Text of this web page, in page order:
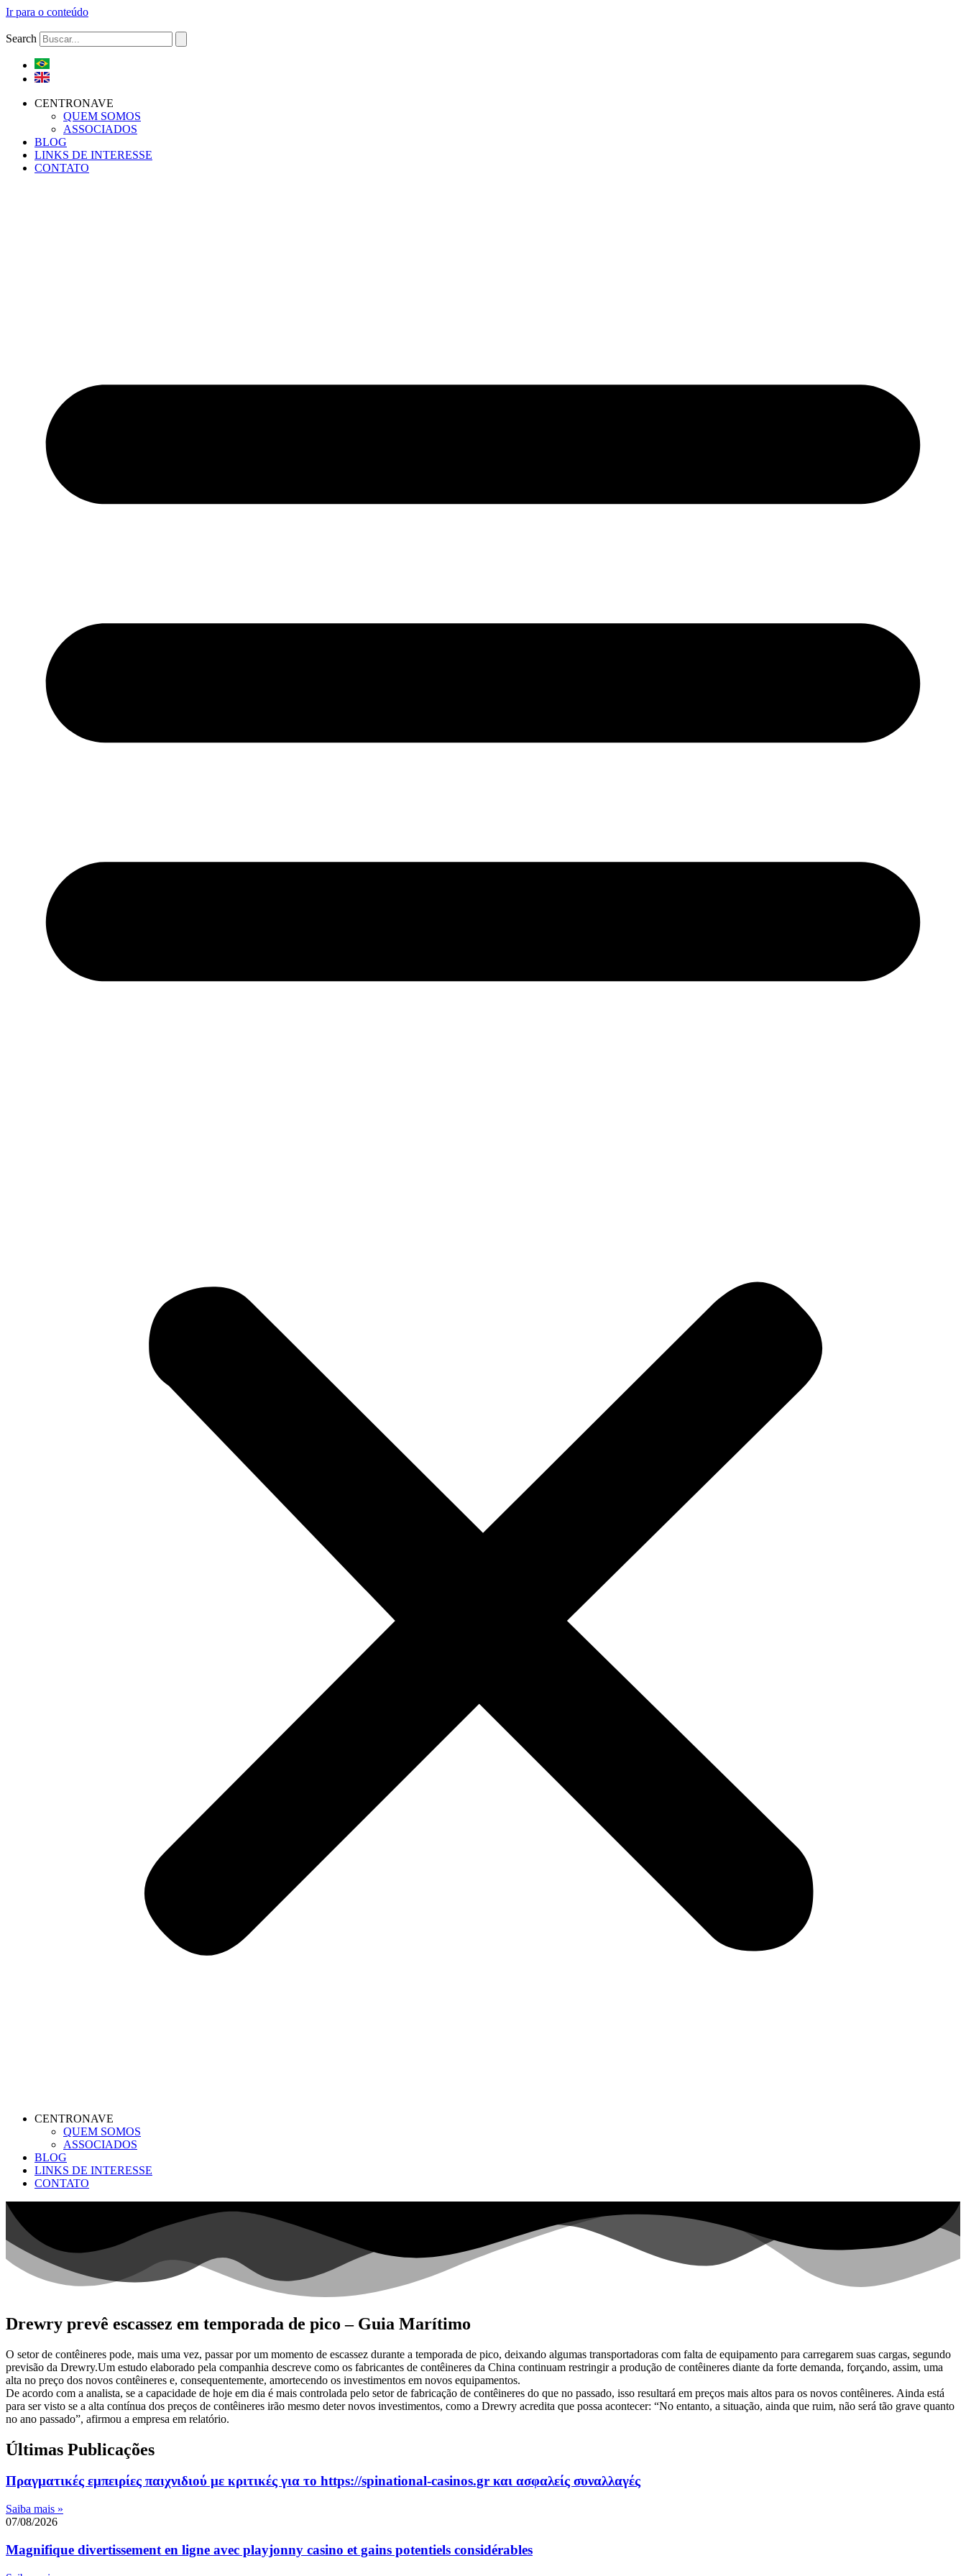
Ir para o conteúdo
Search
CENTRONAVE
QUEM SOMOS
ASSOCIADOS
BLOG
LINKS DE INTERESSE
CONTATO
CENTRONAVE
QUEM SOMOS
ASSOCIADOS
BLOG
LINKS DE INTERESSE
CONTATO
Drewry prevê escassez em temporada de pico – Guia Marítimo
O setor de contêineres pode, mais uma vez, passar por um momento de escassez durante a temporada de pico, deixando algumas transportadoras com falta de equipamento para carregarem suas cargas, segundo
previsão da Drewry.Um estudo elaborado pela companhia descreve como os fabricantes de contêineres da China continuam restringir a produção de contêineres diante da forte demanda, forçando, assim, uma
alta no preço dos novos contêineres e, consequentemente, amortecendo os investimentos em novos equipamentos.
De acordo com a analista, se a capacidade de hoje em dia é mais controlada pelo setor de fabricação de contêineres do que no passado, isso resultará em preços mais altos para os novos contêineres. Ainda está
para ser visto se a alta contínua dos preços de contêineres irão mesmo deter novos investimentos, como a Drewry acredita que possa acontecer: “No entanto, a situação, ainda que ruim, não será tão grave quanto
no ano passado”, afirmou a empresa em relatório.
Últimas Publicações
Πραγματικές εμπειρίες παιχνιδιού με κριτικές για το https://spinational-casinos.gr και ασφαλείς συναλλαγές
Saiba mais »
07/08/2026
Magnifique divertissement en ligne avec playjonny casino et gains potentiels considérables